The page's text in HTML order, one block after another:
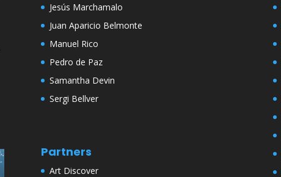
Jesús Marchamalo
Juan Aparicio Belmonte
Manuel Rico
Pedro de Paz
Samantha Devin
Sergi Bellver
Partners
Art Discover